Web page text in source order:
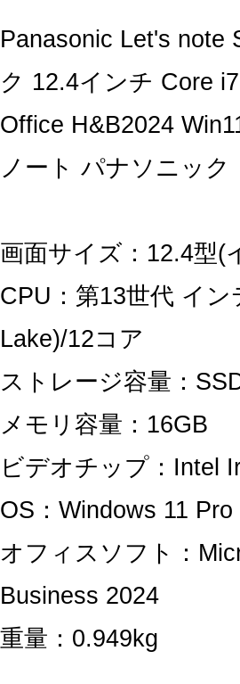
Panasonic Let's note
ク 12.4インチ Core
Office H&B2024
ノート パナソニック
画面サイズ：12.4型(
CPU：第13世代 イ
Lake)/12コア
ストレージ容量：
メモリ容量：16GB
ビデオチップ：Intel
OS：Windows 11 Pro
オフィスソフト：
Business 2024
重量：0.949kg